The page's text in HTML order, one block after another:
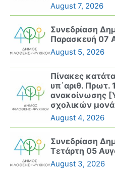
August 7, 2026
Συνεδρίαση
Παρασκευή 07
August 5, 2026
Πίνακες
υπ΄αριθ.
ανακοίνωσης
σχολικών
August 4, 2026
Συνεδρίαση
Τετάρτη 05
August 3, 2026